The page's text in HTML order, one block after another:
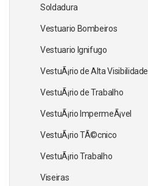
Soldadura
Vestuario Bombeiros
Vestuario Ignifugo
VestuÃ¡rio de Alta Visibilidade
VestuÃ¡rio de Trabalho
VestuÃ¡rio ImpermeÃ¡vel
VestuÃ¡rio TÃ©cnico
VestuÃ¡rio Trabalho
Viseiras